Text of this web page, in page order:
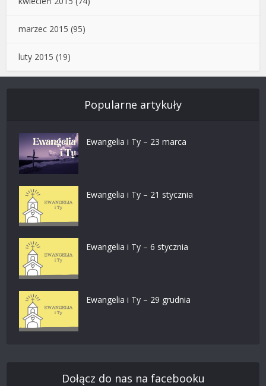
marzec 2015 (95)
luty 2015 (19)
Popularne artykuły
Ewangelia i Ty – 23 marca
Ewangelia i Ty – 21 stycznia
Ewangelia i Ty – 6 stycznia
Ewangelia i Ty – 29 grudnia
Dołącz do nas na facebooku